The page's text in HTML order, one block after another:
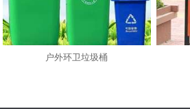
户外环卫垃圾桶